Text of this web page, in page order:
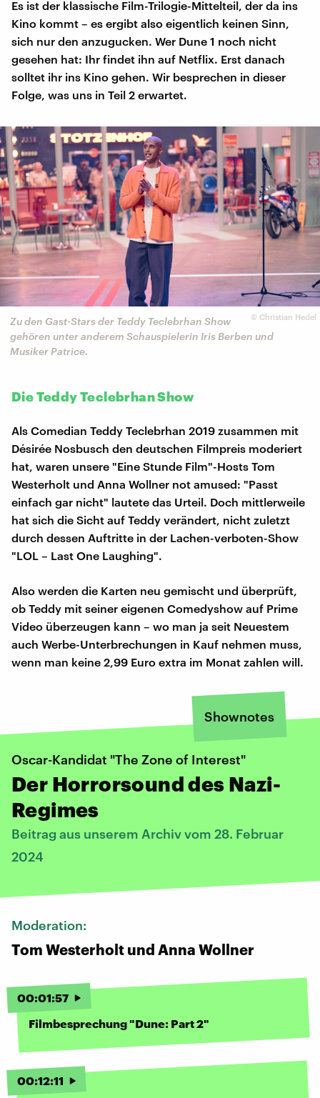
Es ist der klassische Film-Trilogie-Mittelteil, der da ins
Kino kommt – es ergibt also eigentlich keinen Sinn,
sich nur den anzugucken. Wer Dune 1 noch nicht
gesehen hat: Ihr findet ihn auf Netflix. Erst danach
solltet ihr ins Kino gehen. Wir besprechen in dieser
Folge, was uns in Teil 2 erwartet.
© Christian Hedel
Zu den Gast-Stars der Teddy Teclebrhan Show
gehören unter anderem Schauspielerin Iris Berben und
Musiker Patrice.
Die Teddy Teclebrhan Show
Als Comedian Teddy Teclebrhan 2019 zusammen mit
Désirée Nosbusch den deutschen Filmpreis moderiert
hat, waren unsere "Eine Stunde Film"-Hosts Tom
Westerholt und Anna Wollner not amused: "Passt
einfach gar nicht" lautete das Urteil. Doch mittlerweile
hat sich die Sicht auf Teddy verändert, nicht zuletzt
durch dessen Auftritte in der Lachen-verboten-Show
"LOL – Last One Laughing".
Also werden die Karten neu gemischt und überprüft,
ob Teddy mit seiner eigenen Comedyshow auf Prime
Video überzeugen kann – wo man ja seit Neuestem
auch Werbe-Unterbrechungen in Kauf nehmen muss,
wenn man keine 2,99 Euro extra im Monat zahlen will.
Shownotes
Oscar-Kandidat "The Zone of Interest"
Der Horrorsound des Nazi-
Regimes
Beitrag aus unserem Archiv vom 28. Februar
2024
Moderation:
Tom Westerholt und Anna Wollner
00:01:57
Filmbesprechung "Dune: Part 2"
00:12:11